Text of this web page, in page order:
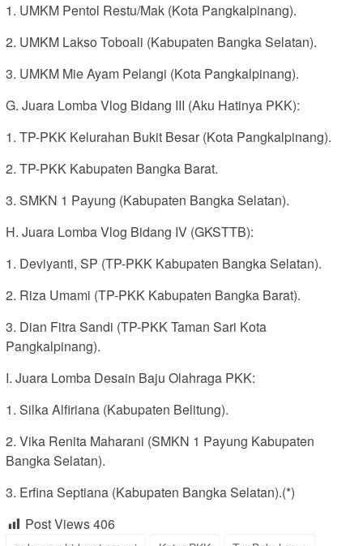
1. UMKM Pentol Restu/Mak (Kota Pangkalpinang).
2. UMKM Lakso Toboali (Kabupaten Bangka Selatan).
3. UMKM Mie Ayam Pelangi (Kota Pangkalpinang).
G. Juara Lomba Vlog Bidang III (Aku Hatinya PKK):
1. TP-PKK Kelurahan Bukit Besar (Kota Pangkalpinang).
2. TP-PKK Kabupaten Bangka Barat.
3. SMKN 1 Payung (Kabupaten Bangka Selatan).
H. Juara Lomba Vlog Bidang IV (GKSTTB):
1. Deviyanti, SP (TP-PKK Kabupaten Bangka Selatan).
2. Riza Umami (TP-PKK Kabupaten Bangka Barat).
3. Dian Fitra Sandi (TP-PKK Taman Sari Kota
Pangkalpinang).
I. Juara Lomba Desain Baju Olahraga PKK:
1. Silka Alfiriana (Kabupaten Belitung).
2. Vika Renita Maharani (SMKN 1 Payung Kabupaten
Bangka Selatan).
3. Erfina Septiana (Kabupaten Bangka Selatan).(*)
Post Views406